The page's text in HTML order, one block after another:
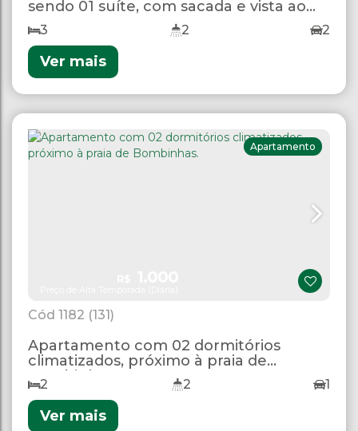
sendo 01 suíte, com sacada e vista ao
mar
3 2 2
Ver mais
1182 (131)
Apartamento
Apartamento com 02 dormitórios
climatizados, próximo à praia de
Bombinhas.
2 2 1
Ver mais